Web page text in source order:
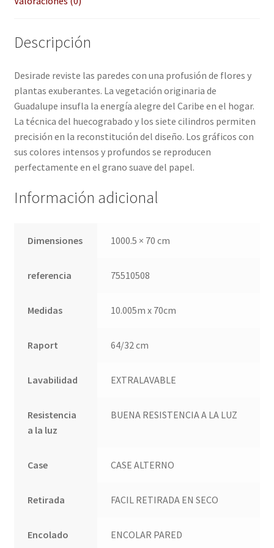
Tienda
Tu Proyecto
Descripción
Desirade reviste las paredes con una profusión de flores y
plantas exuberantes. La vegetación originaria de
Guadalupe insufla la energía alegre del Caribe en el hogar.
La técnica del huecograbado y los siete cilindros permiten
precisión en la reconstitución del diseño. Los gráficos con
sus colores intensos y profundos se reproducen
perfectamente en el grano suave del papel.
Información adicional
Dimensiones 1000.5 × 70 cm
referencia 75510508
Medidas 10.005m x 70cm
Raport 64/32 cm
Lavabilidad EXTRALAVABLE
Resistencia
a la luz
BUENA RESISTENCIA A LA LUZ
Case CASE ALTERNO
Retirada FACIL RETIRADA EN SECO
Encolado ENCOLAR PARED